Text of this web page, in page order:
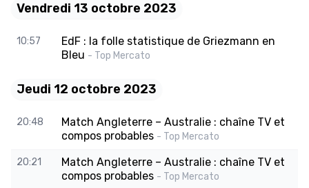
Vendredi 13 octobre 2023
10:57
EdF : la folle statistique de Griezmann en
Bleu - Top Mercato
Jeudi 12 octobre 2023
20:48
Match Angleterre – Australie : chaîne TV et
compos probables - Top Mercato
20:21
Match Angleterre – Australie : chaîne TV et
compos probables - Top Mercato